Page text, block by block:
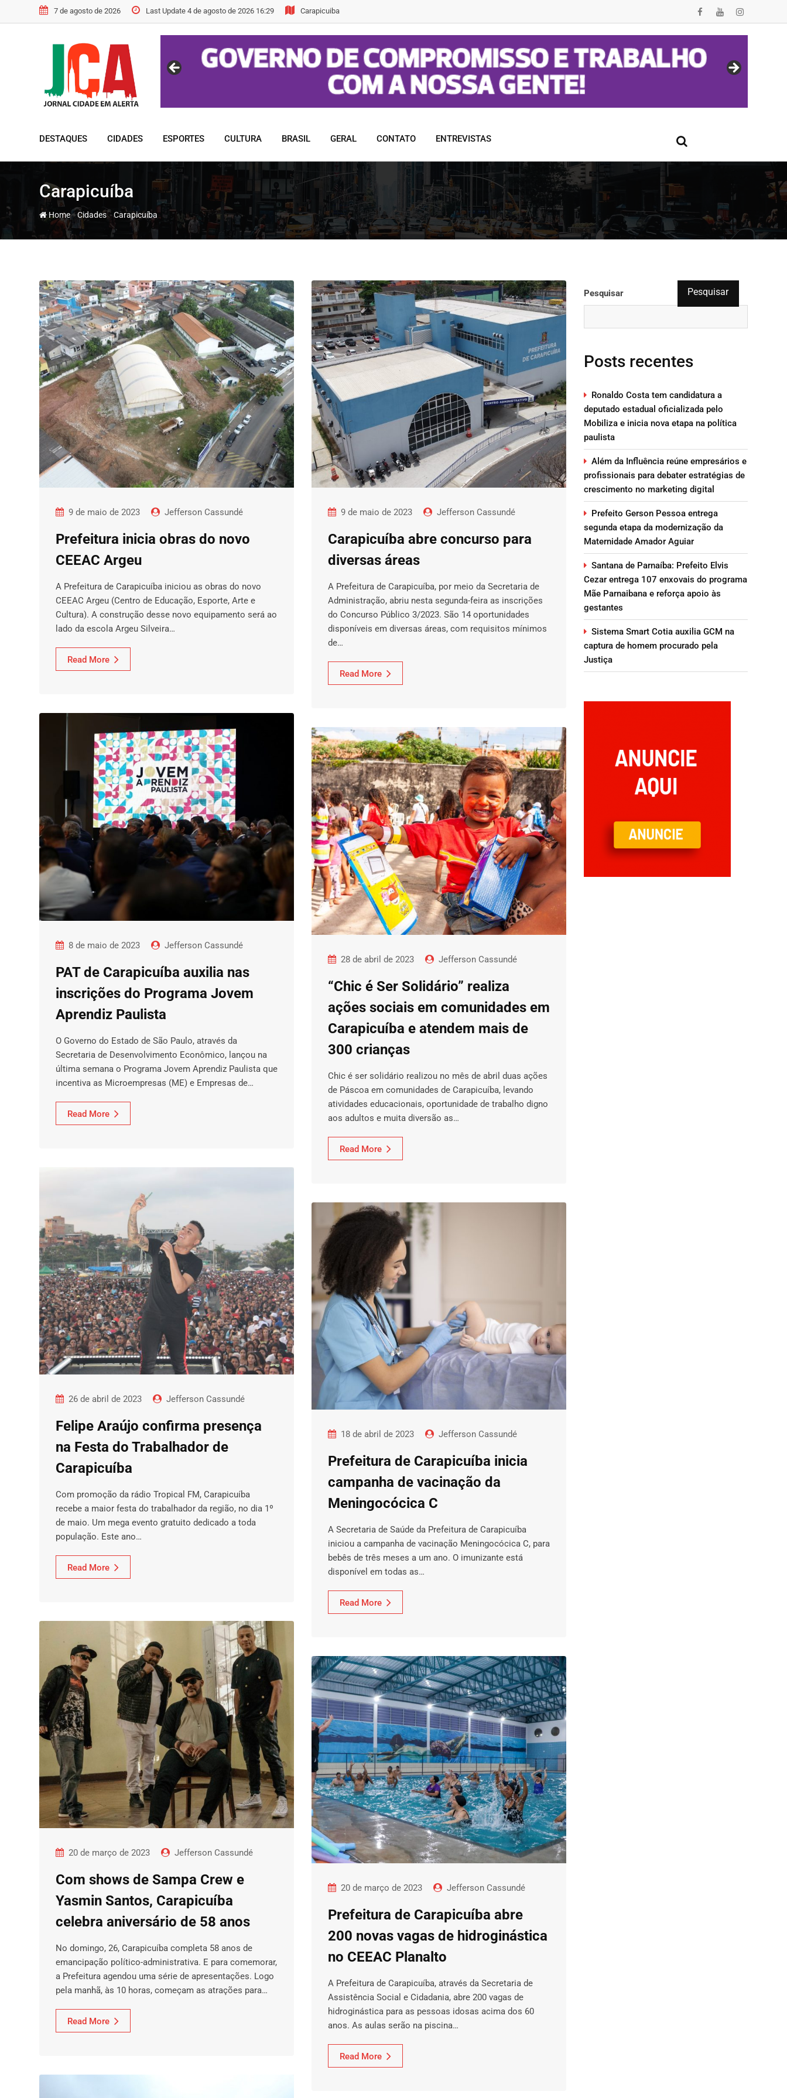
to
7 de agosto de 2026 Last Update 4 de agosto de 2026 16:29 Carapicuiba
DESTAQUES CIDADES ESPORTES CULTURA BRASIL GERAL CONTATO ENTREVISTAS
Carapicuíba
Home-Cidades-Carapicuíba
9 de maio de 2023 Jefferson Cassundé
Prefeitura inicia obras do novo
CEEAC Argeu
A Prefeitura de Carapicuíba iniciou as obras do novo
CEEAC Argeu (Centro de Educação, Esporte, Arte e
Cultura). A construção desse novo equipamento será ao
lado da escola Argeu Silveira…
Read More
9 de maio de 2023 Jefferson Cassundé
Carapicuíba abre concurso para
diversas áreas
A Prefeitura de Carapicuíba, por meio da Secretaria de
Administração, abriu nesta segunda-feira as inscrições
do Concurso Público 3/2023. São 14 oportunidades
disponíveis em diversas áreas, com requisitos mínimos
de…
Read More
8 de maio de 2023 Jefferson Cassundé
PAT de Carapicuíba auxilia nas
inscrições do Programa Jovem
Aprendiz Paulista
O Governo do Estado de São Paulo, através da
Secretaria de Desenvolvimento Econômico, lançou na
última semana o Programa Jovem Aprendiz Paulista que
incentiva as Microempresas (ME) e Empresas de…
Read More
28 de abril de 2023 Jefferson Cassundé
“Chic é Ser Solidário” realiza
ações sociais em comunidades em
Carapicuíba e atendem mais de
300 crianças
Chic é ser solidário realizou no mês de abril duas ações
de Páscoa em comunidades de Carapicuíba, levando
atividades educacionais, oportunidade de trabalho digno
aos adultos e muita diversão as…
Read More
26 de abril de 2023 Jefferson Cassundé
Felipe Araújo confirma presença
na Festa do Trabalhador de
Carapicuíba
Com promoção da rádio Tropical FM, Carapicuíba
recebe a maior festa do trabalhador da região, no dia 1º
de maio. Um mega evento gratuito dedicado a toda
população. Este ano…
Read More
18 de abril de 2023 Jefferson Cassundé
Prefeitura de Carapicuíba inicia
campanha de vacinação da
Meningocócica C
A Secretaria de Saúde da Prefeitura de Carapicuíba
iniciou a campanha de vacinação Meningocócica C, para
bebês de três meses a um ano. O imunizante está
disponível em todas as…
Read More
20 de março de 2023 Jefferson Cassundé
Com shows de Sampa Crew e
Yasmin Santos, Carapicuíba
celebra aniversário de 58 anos
No domingo, 26, Carapicuíba completa 58 anos de
emancipação político-administrativa. E para comemorar,
a Prefeitura agendou uma série de apresentações. Logo
pela manhã, às 10 horas, começam as atrações para…
Read More
20 de março de 2023 Jefferson Cassundé
Prefeitura de Carapicuíba abre
200 novas vagas de hidroginástica
no CEEAC Planalto
A Prefeitura de Carapicuíba, através da Secretaria de
Assistência Social e Cidadania, abre 200 vagas de
hidroginástica para as pessoas idosas acima dos 60
anos. As aulas serão na piscina…
Read More
Pesquisar Pesquisar
Posts recentes
Ronaldo Costa tem candidatura a
deputado estadual oficializada pelo
Mobiliza e inicia nova etapa na política
paulista
Além da Influência reúne empresários e
profissionais para debater estratégias de
crescimento no marketing digital
Prefeito Gerson Pessoa entrega
segunda etapa da modernização da
Maternidade Amador Aguiar
Santana de Parnaíba: Prefeito Elvis
Cezar entrega 107 enxovais do programa
Mãe Parnaibana e reforça apoio às
gestantes
Sistema Smart Cotia auxilia GCM na
captura de homem procurado pela
Justiça